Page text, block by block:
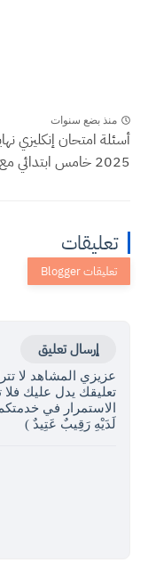
منذ بضع سنوات
أسئلة امتحان إنكليزي
2025 خامس ابتدائي مع الحل...
تعليقات
إرسال تعليق
عزيزي المشاهد لا
تعليقك يدل عليك فلا
الاستمرار في
لَدَيْهِ رَقِيبٌ عَتِيدٌ )